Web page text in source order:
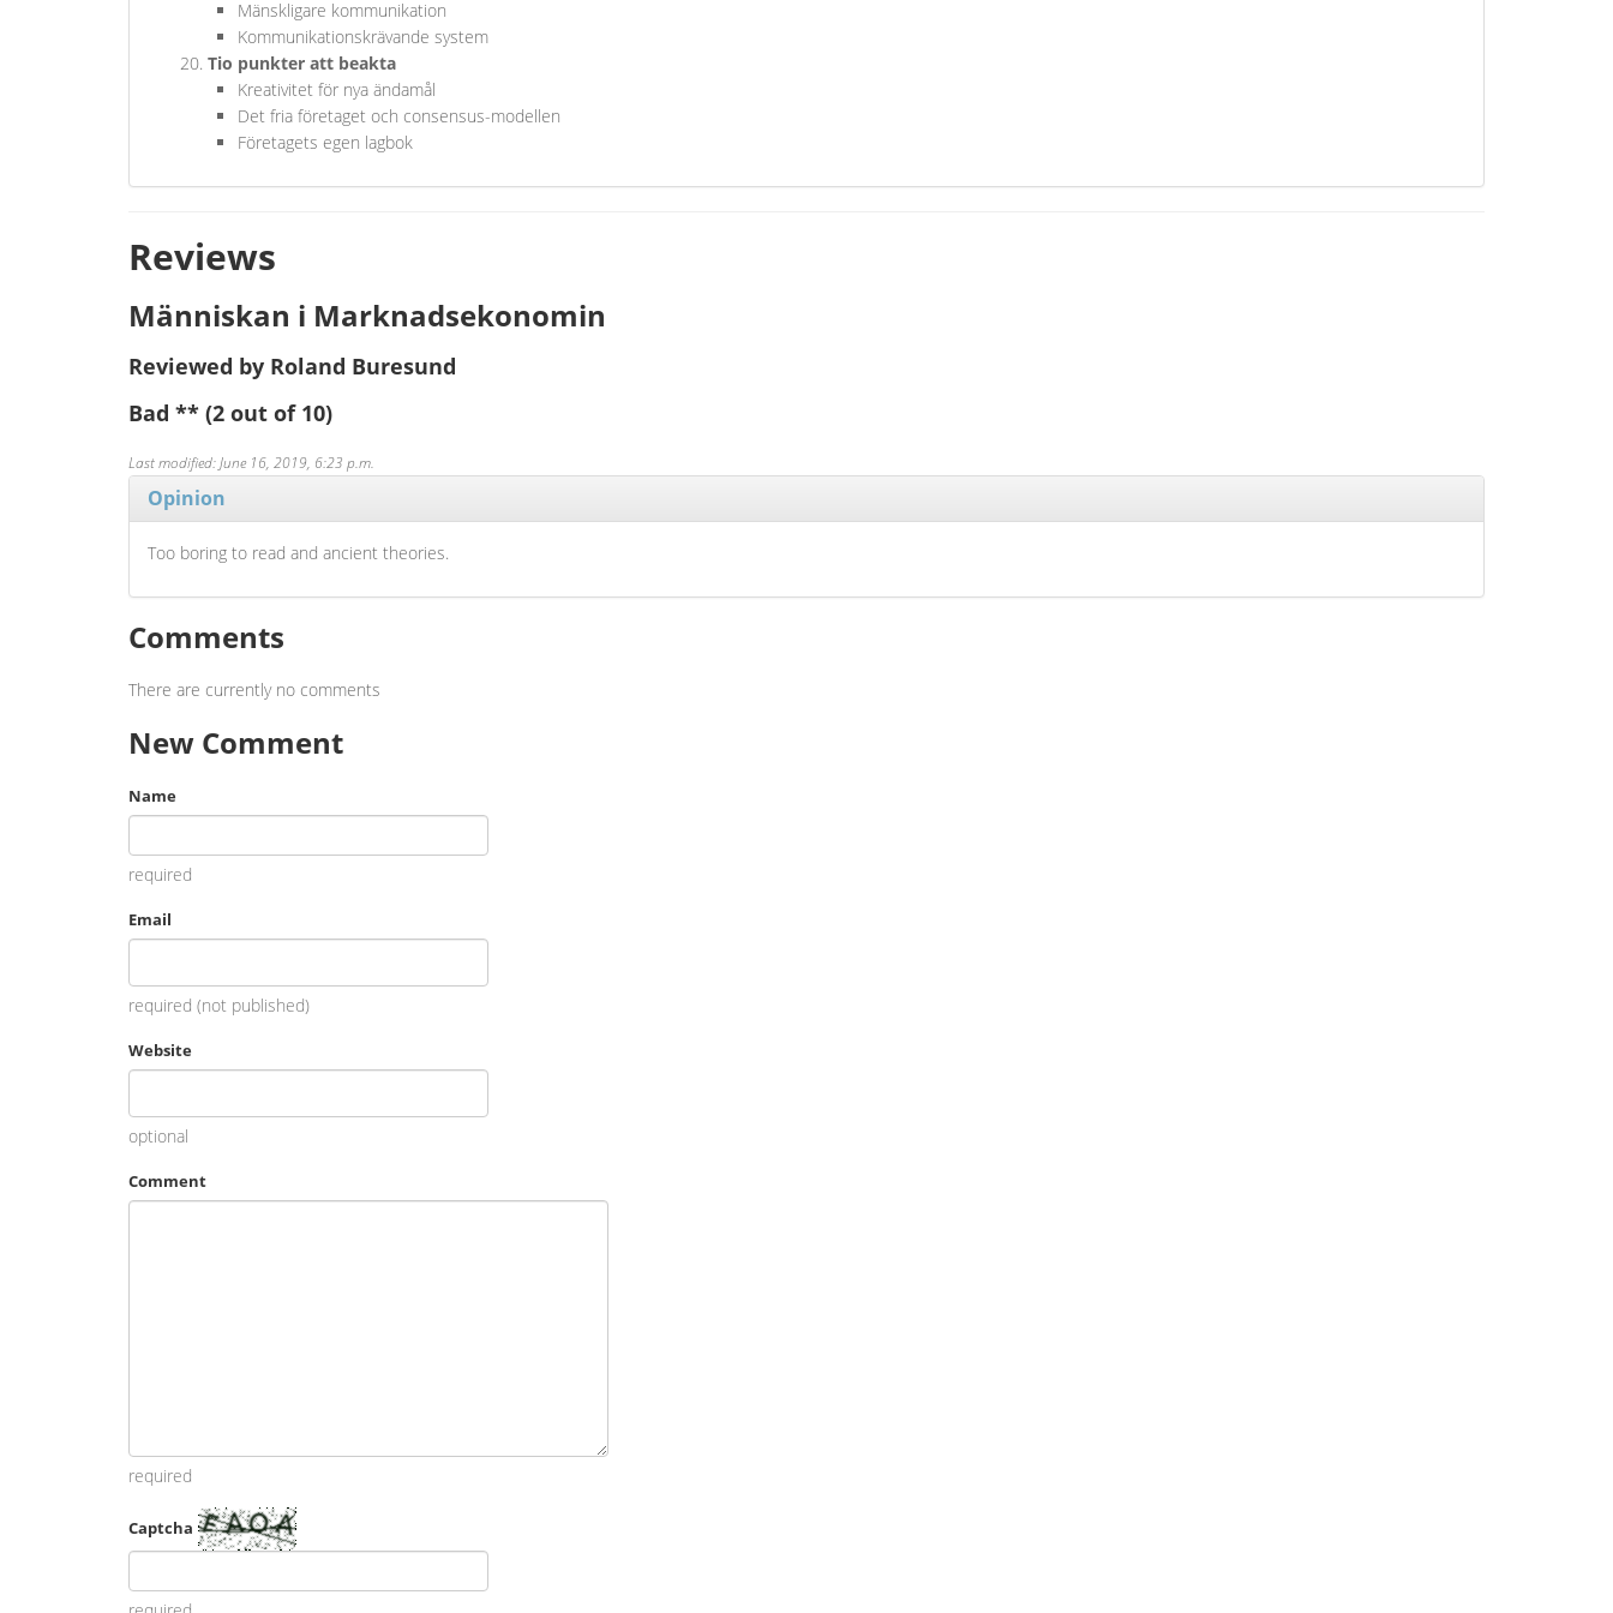
Mänskligare kommunikation
Kommunikationskrävande system
Tio punkter att beakta
Kreativitet för nya ändamål
Det fria företaget och consensus-modellen
Företagets egen lagbok
Reviews
Människan i Marknadsekonomin
Reviewed by Roland Buresund
Bad ** (2 out of 10)
Last modified: June 16, 2019, 6:23 p.m.
Opinion
Too boring to read and ancient theories.
Comments
There are currently no comments
New Comment
Name
required
Email
required (not published)
Website
optional
Comment
required
Captcha